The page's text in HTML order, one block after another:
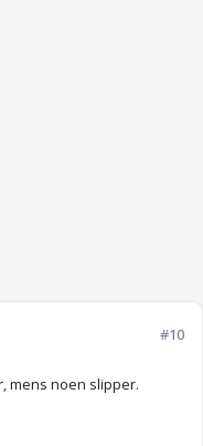
#10
mens noen slipper.